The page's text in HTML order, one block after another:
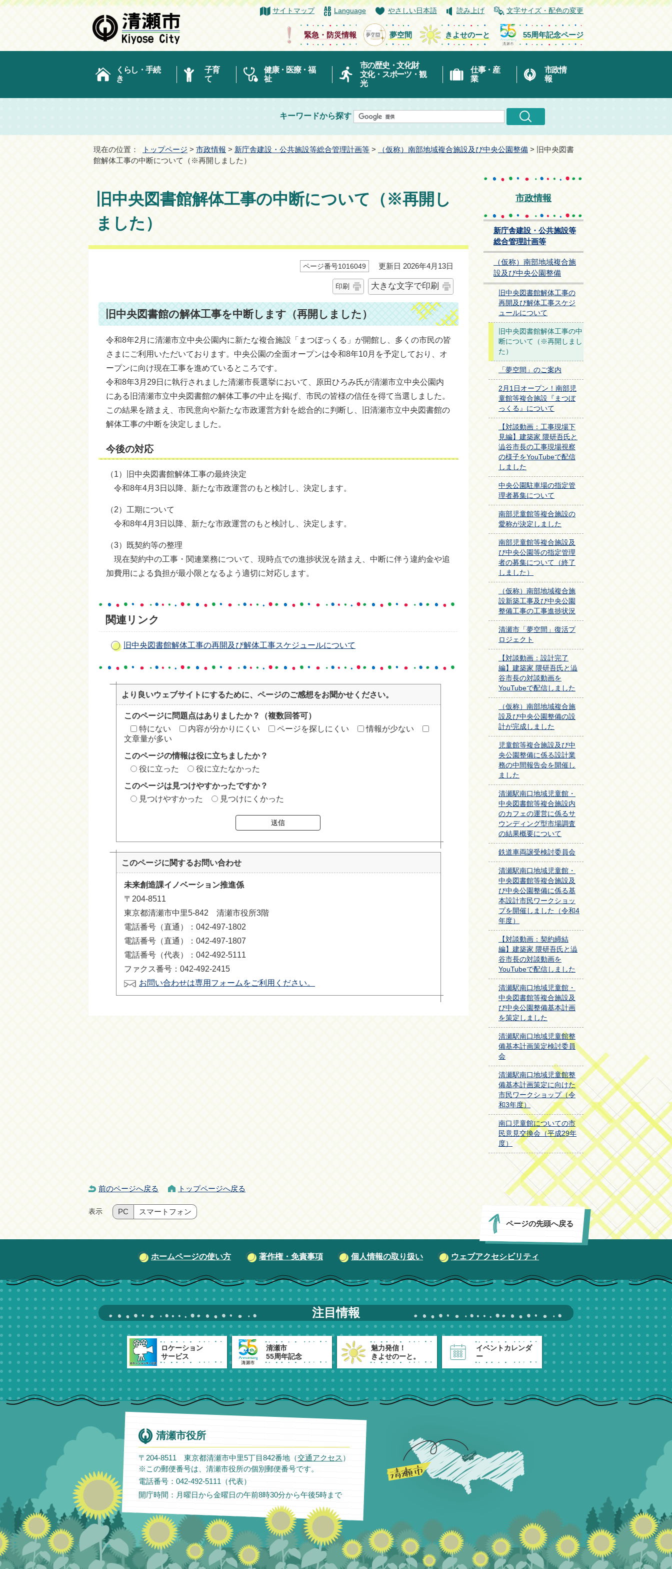
サイトマップ Language やさしい日本語 読み上げ 文字サイズ・配色の変更
緊急・防災情報 夢空間 きよせのーと 55周年記念ページ
くらし・手続
き
子育
て
健康・医療・福
祉
市の歴史・文化財
文化・スポーツ・観
光
仕事・産
業
市政情
報
キーワードから探す
現在の位置： トップページ > 市政情報 > 新庁舎建設・公共施設等総合管理計画等 > （仮称）南部地域複合施設及び中央公園整備 > 旧中央図書
館解体工事の中断について（※再開しました）
旧中央図書館解体工事の中断について（※再開し
ました）
ページ番号1016049 更新日 2026年4月13日
印刷 大きな文字で印刷
旧中央図書館の解体工事を中断します（再開しました）
令和8年2月に清瀬市立中央公園内に新たな複合施設「まつぼっくる」が開館し、多くの市民の皆
さまにご利用いただいております。中央公園の全面オープンは令和8年10月を予定しており、オ
ープンに向け現在工事を進めているところです。
令和8年3月29日に執行されました清瀬市長選挙において、原田ひろみ氏が清瀬市立中央公園内
にある旧清瀬市立中央図書館の解体工事の中止を掲げ、市民の皆様の信任を得て当選しました。
この結果を踏まえ、市民意向や新たな市政運営方針を総合的に判断し、旧清瀬市立中央図書館の
解体工事の中断を決定しました。
今後の対応
（1）旧中央図書館解体工事の最終決定
令和8年4月3日以降、新たな市政運営のもと検討し、決定します。
（2）工期について
令和8年4月3日以降、新たな市政運営のもと検討し、決定します。
（3）既契約等の整理
現在契約中の工事・関連業務について、現時点での進捗状況を踏まえ、中断に伴う違約金や追
加費用による負担が最小限となるよう適切に対応します。
関連リンク
旧中央図書館解体工事の再開及び解体工事スケジュールについて
より良いウェブサイトにするために、ページのご感想をお聞かせください。
このページに問題点はありましたか？（複数回答可）
特にない
内容が分かりにくい ページを探しにくい
情報が少ない
文章量が多い
このページの情報は役に立ちましたか？
役に立った
役に立たなかった
このページは見つけやすかったですか？
見つけやすかった
見つけにくかった
送信
このページに関するお問い合わせ
未来創造課イノベーション推進係
〒204-8511
東京都清瀬市中里5-842 清瀬市役所3階
電話番号（直通）：042-497-1802
電話番号（直通）：042-497-1807
電話番号（代表）：042-492-5111
ファクス番号：042-492-2415
お問い合わせは専用フォームをご利用ください。
市政情報
新庁舎建設・公共施設等
総合管理計画等
（仮称）南部地域複合施
設及び中央公園整備
旧中央図書館解体工事の
再開及び解体工事スケジ
ュールについて
旧中央図書館解体工事の中
断について（※再開しまし
た）
「夢空間」のご案内
2月1日オープン！南部児
童館等複合施設『まつぼ
っくる』について
【対談動画：工事現場下
見編】建築家 隈研吾氏と
澁谷市長の工事現場視察
の様子をYouTubeで配信
しました
中央公園駐車場の指定管
理者募集について
南部児童館等複合施設の
愛称が決定しました
南部児童館等複合施設及
び中央公園等の指定管理
者の募集について（終了
しました）
（仮称）南部地域複合施
設新築工事及び中央公園
整備工事の工事進捗状況
清瀬市「夢空間」復活プ
ロジェクト
【対談動画：設計完了
編】建築家 隈研吾氏と澁
谷市長の対談動画を
YouTubeで配信しました
（仮称）南部地域複合施
設及び中央公園整備の設
計が完成しました
児童館等複合施設及び中
央公園整備に係る設計業
務の中間報告会を開催し
ました
清瀬駅南口地域児童館・
中央図書館等複合施設内
のカフェの運営に係るサ
ウンディング型市場調査
の結果概要について
鉄道車両譲受検討委員会
清瀬駅南口地域児童館・
中央図書館等複合施設及
び中央公園整備に係る基
本設計市民ワークショッ
プを開催しました（令和4
年度）
【対談動画：契約締結
編】建築家 隈研吾氏と澁
谷市長の対談動画を
YouTubeで配信しました
清瀬駅南口地域児童館・
中央図書館等複合施設及
び中央公園整備基本計画
を策定しました
清瀬駅南口地域児童館整
備基本計画策定検討委員
会
清瀬駅南口地域児童館整
備基本計画策定に向けた
市民ワークショップ（令
和3年度）
南口児童館についての市
民意見交換会（平成29年
度）
ページの先頭へ戻る
前のページへ戻る トップページへ戻る
表示 PC スマートフォン
ホームページの使い方 著作権・免責事項 個人情報の取り扱い ウェブアクセシビリティ
注目情報
ロケーション
サービス
清瀬市
55周年記念
魅力発信！
きよせのーと。
イベントカレンダ
ー
清瀬市役所
〒204-8511 東京都清瀬市中里5丁目842番地（交通アクセス ）
※この郵便番号は、清瀬市役所の個別郵便番号です。
電話番号：042-492-5111（代表）
開庁時間：月曜日から金曜日の午前8時30分から午後5時まで